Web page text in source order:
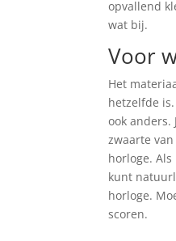
opvallend
wat bij.
Voor
Het
hetzelfde
ook
zwaarte
horloge.
kunt
horloge.
scoren.